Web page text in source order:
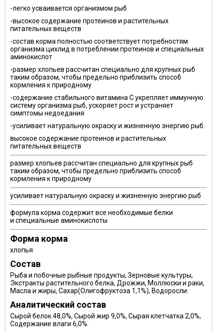
-легко усваивается организмом рыб
-высокое содержание протеинов и растительных
питательных веществ
-состав корма полностью соответствует потребностям
организма цихлид в потреблении протеинов и специальных
аминокислот
-размер хлопьев рассчитан специально для крупных рыб
таким образом, чтобы предельно приблизить способ
кормления к природному
-содержание стабильного витамина С укрепляет иммунную
систему организма рыб, ускоряет рост и устраняет
симптомы недоедания
-усиливает натуральную окраску и жизненную энергию рыб.
высокое содержание протеинов и растительных
питательных веществ
размер хлопьев рассчитан специально для крупных рыб
таким образом, чтобы предельно приблизить способ
кормления к природному
усиливает натуральную окраску и жизненную энергию рыб
формула корма содержит все необходимые белки
и специальные аминокислоты
Форма корма
хлопья
Состав
Рыба и побочные рыбные продукты, Зерновые культуры,
Экстракты растительного белка, Дрожжи, Моллюски и раки,
Масла и жиры, Сахар(Олигофруктоза 1,1%), Водоросли.
Аналитический состав
Сырой белок 48,0%, Сырой жир 9,0%, Сырая клетчатка 2,0%,
Содержание влаги 6,0%.